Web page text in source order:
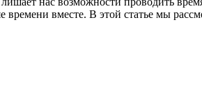
вместе. В этой статье мы